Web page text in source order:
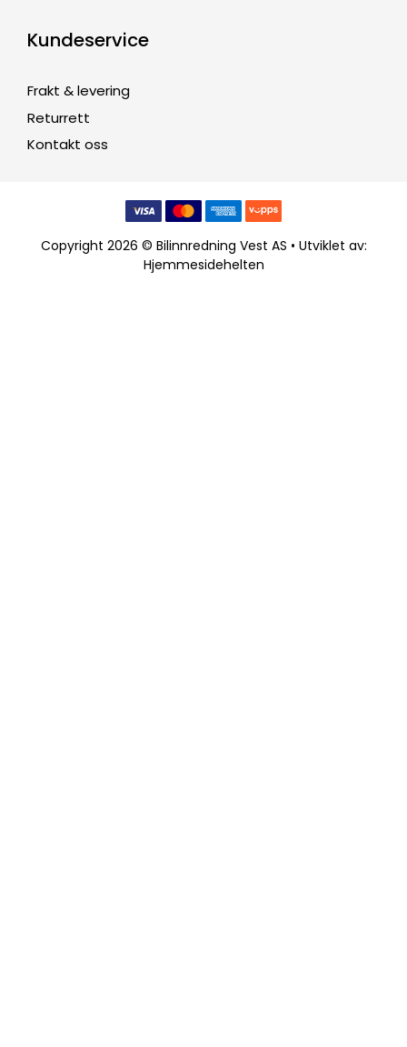
Kundeservice
Frakt & levering
Returrett
Kontakt oss
Copyright 2026 © Bilinnredning Vest AS • Utviklet av:
Hjemmesidehelten